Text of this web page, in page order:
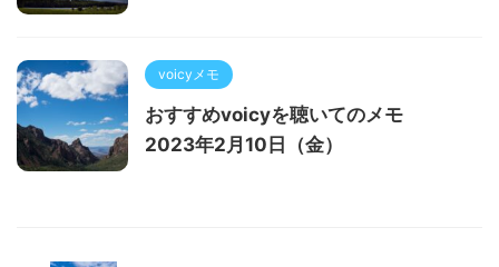
voicyメモ
おすすめvoicyを聴いてのメモ
2023年2月10日（金）